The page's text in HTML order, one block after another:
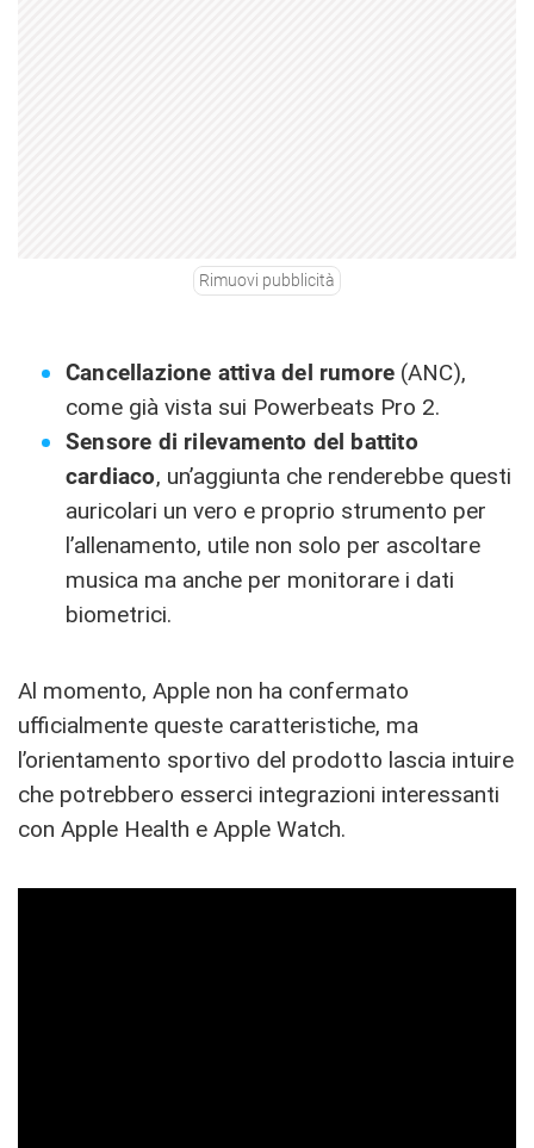
Rimuovi pubblicità
Cancellazione attiva del rumore (ANC),
come già vista sui Powerbeats Pro 2.
Sensore di rilevamento del battito
cardiaco, un’aggiunta che renderebbe questi
auricolari un vero e proprio strumento per
l’allenamento, utile non solo per ascoltare
musica ma anche per monitorare i dati
biometrici.
Al momento, Apple non ha confermato
ufficialmente queste caratteristiche, ma
l’orientamento sportivo del prodotto lascia intuire
che potrebbero esserci integrazioni interessanti
con Apple Health e Apple Watch.